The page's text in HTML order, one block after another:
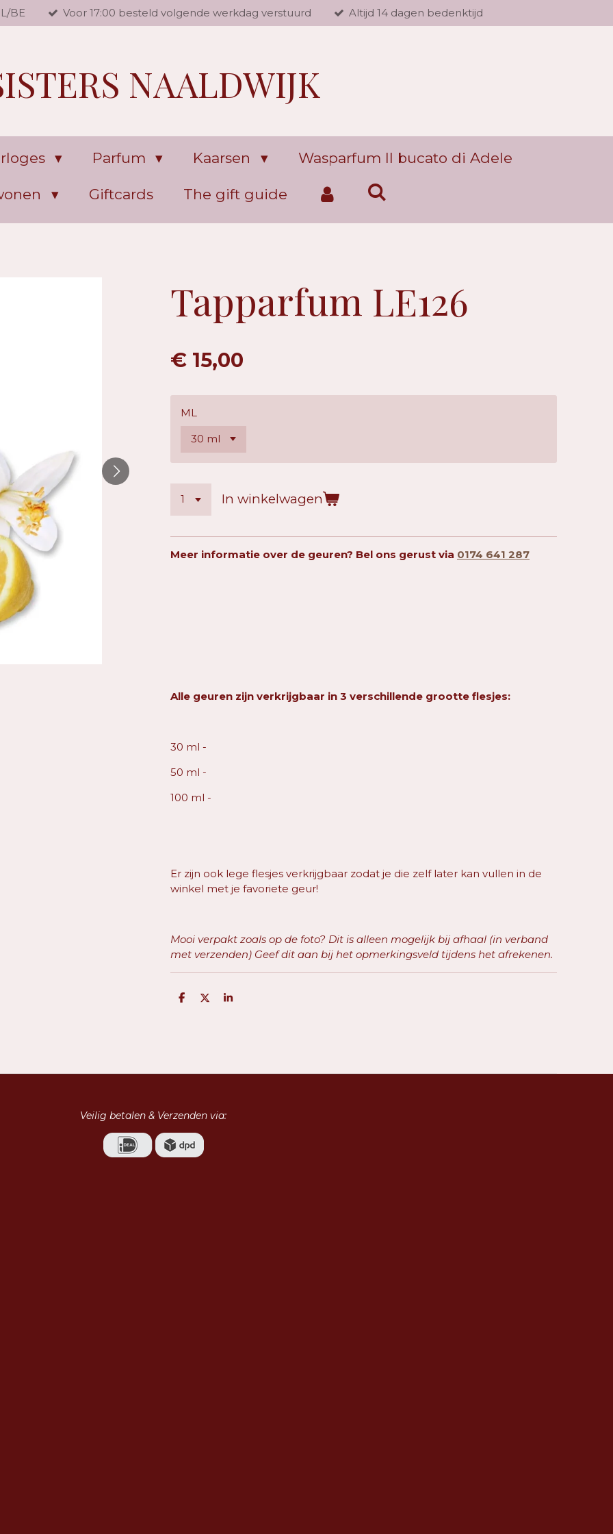
BE Voor 17:00 besteld volgende werkdag verstuurd Altijd 14 dagen bedenktijd
NAALDWIJK
Parfum Kaarsen Wasparfum Il bucato di Adele
Giftcards The gift guide
Tapparfum LE126
€ 15,00
ML
In winkelwagen
Meer informatie over de geuren? Bel ons gerust via 0174 641 287
Alle geuren zijn verkrijgbaar in 3 verschillende grootte flesjes:
30 ml -
50 ml -
100 ml -
Er zijn ook lege flesjes verkrijgbaar zodat je die zelf later kan vullen in de
winkel met je favoriete geur!
Mooi verpakt zoals op de foto? Dit is alleen mogelijk bij afhaal (in verband
met verzenden) Geef dit aan bij het opmerkingsveld tijdens het afrekenen.
D
D
S
Veilig betalen & Verzenden via: